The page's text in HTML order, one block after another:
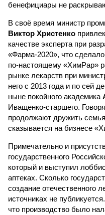
бенефициары не
В своё время министр
Виктор Христенко
качестве эксперта при
«Фарма-2020», что
по-настоящему «ХимРар»
рынке лекарств при
него с 2013 года и по сей
ныне покойного академика
Иващенко-старшего.
продолжают дружить
сказывается на бизнесе
Примечательно и
государственного
который и выступил
аптеках. Сколько
создание отечественного
источниках не
что производство было